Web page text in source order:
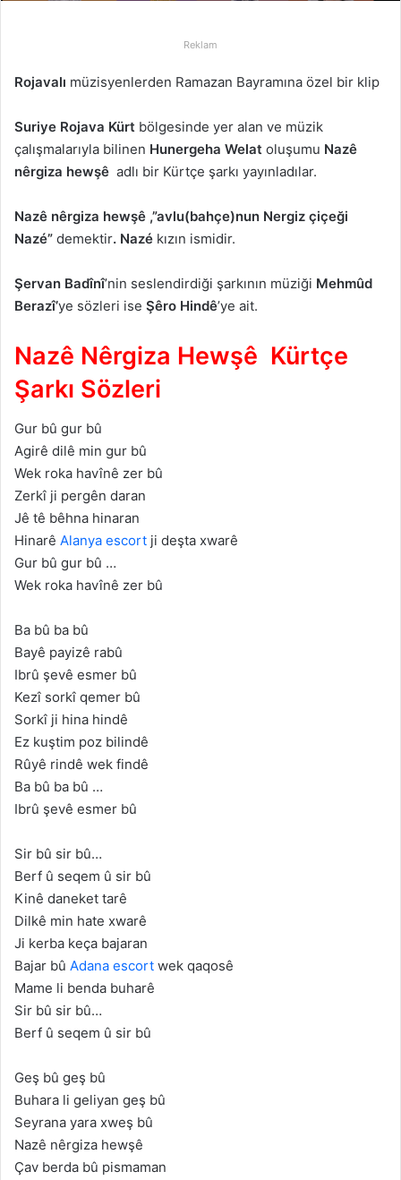
e
Reklam
Rojavalı müzisyenlerden Ramazan Bayramına özel bir klip
Suriye Rojava Kürt bölgesinde yer alan ve müzik
çalışmalarıyla bilinen Hunergeha Welat oluşumu Nazê
nêrgiza hewşê adlı bir Kürtçe şarkı yayınladılar.
Nazê nêrgiza hewşê ,”avlu(bahçe)nun Nergiz çiçeği
Nazé” demektir. Nazé kızın ismidir.
Şervan Badînî’nin seslendirdiği şarkının müziği Mehmûd
Berazî’ye sözleri ise Şêro Hindê’ye ait.
Nazê Nêrgiza Hewşê Kürtçe
Şarkı Sözleri
Gur bû gur bû
Agirê dilê min gur bû
Wek roka havînê zer bû
Zerkî ji pergên daran
Jê tê bêhna hinaran
Hinarê Alanya escort ji deşta xwarê
Gur bû gur bû …
Wek roka havînê zer bû
Ba bû ba bû
Bayê payizê rabû
Ibrû şevê esmer bû
Kezî sorkî qemer bû
Sorkî ji hina hindê
Ez kuştim poz bilindê
Rûyê rindê wek findê
Ba bû ba bû …
Ibrû şevê esmer bû
Sir bû sir bû…
Berf û seqem û sir bû
Kinê daneket tarê
Dilkê min hate xwarê
Ji kerba keça bajaran
Bajar bû Adana escort wek qaqosê
Mame li benda buharê
Sir bû sir bû…
Berf û seqem û sir bû
Geş bû geş bû
Buhara li geliyan geş bû
Seyrana yara xweş bû
Nazê nêrgiza hewşê
Çav berda bû pismaman